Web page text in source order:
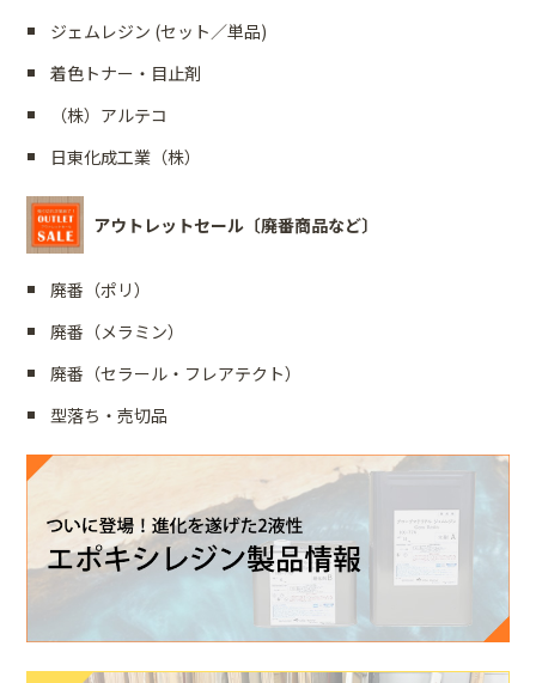
ジェムレジン (セット／単品)
着色トナー・目止剤
（株）アルテコ
日東化成工業（株）
アウトレットセール〔廃番商品など〕
廃番（ポリ）
廃番（メラミン）
廃番（セラール・フレアテクト）
型落ち・売切品